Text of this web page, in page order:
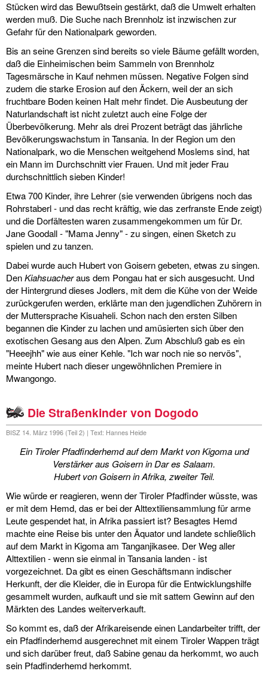
Stücken wird das Bewußtsein gestärkt, daß die Umwelt erhalten
werden muß. Die Suche nach Brennholz ist inzwischen zur
Gefahr für den Nationalpark geworden.
Bis an seine Grenzen sind bereits so viele Bäume gefällt worden,
daß die Einheimischen beim Sammeln von Brennholz
Tagesmärsche in Kauf nehmen müssen. Negative Folgen sind
zudem die starke Erosion auf den Äckern, weil der an sich
fruchtbare Boden keinen Halt mehr findet. Die Ausbeutung der
Naturlandschaft ist nicht zuletzt auch eine Folge der
Überbevölkerung. Mehr als drei Prozent beträgt das jährliche
Bevölkerungswachstum in Tansania. In der Region um den
Nationalpark, wo die Menschen weitgehend Moslems sind, hat
ein Mann im Durchschnitt vier Frauen. Und mit jeder Frau
durchschnittlich sieben Kinder!
Etwa 700 Kinder, ihre Lehrer (sie verwenden übrigens noch das
Rohrstaberl - und das recht kräftig, wie das zerfranste Ende zeigt)
und die Dorfältesten waren zusammengekommen um für Dr.
Jane Goodall - "Mama Jenny" - zu singen, einen Sketch zu
spielen und zu tanzen.
Dabei wurde auch Hubert von Goisern gebeten, etwas zu singen.
DenKiahsuacheraus dem Pongau hat er sich ausgesucht. Und
der Hintergrund dieses Jodlers, mit dem die Kühe von der Weide
zurückgerufen werden, erklärte man den jugendlichen Zuhörern in
der Muttersprache Kisuaheli. Schon nach den ersten Silben
begannen die Kinder zu lachen und amüsierten sich über den
exotischen Gesang aus den Alpen. Zum Abschluß gab es ein
"Heeejhh" wie aus einer Kehle. "Ich war noch nie so nervös",
meinte Hubert nach dieser ungewöhnlichen Premiere in
Mwangongo.
Die Straßenkinder von Dogodo
BISZ 14. März 1996 (Teil 2) | Text: Hannes Heide
Ein Tiroler Pfadfinderhemd auf dem Markt von Kigoma und
Verstärker aus Goisern in Dar es Salaam.
Hubert von Goisern in Afrika, zweiter Teil.
Wie würde er reagieren, wenn der Tiroler Pfadfinder wüsste, was
er mit dem Hemd, das er bei der Alttextiliensammlung für arme
Leute gespendet hat, in Afrika passiert ist? Besagtes Hemd
machte eine Reise bis unter den Äquator und landete schließlich
auf dem Markt in Kigoma am Tanganjikasee. Der Weg aller
Alttextilien - wenn sie einmal in Tansania landen - ist
vorgezeichnet. Da gibt es einen Geschäftsmann indischer
Herkunft, der die Kleider, die in Europa für die Entwicklungshilfe
gesammelt wurden, aufkauft und sie mit sattem Gewinn auf den
Märkten des Landes weiterverkauft.
So kommt es, daß der Afrikareisende einen Landarbeiter trifft, der
ein Pfadfinderhemd ausgerechnet mit einem Tiroler Wappen trägt
und sich darüber freut, daß Sabine genau da herkommt, wo auch
sein Pfadfinderhemd herkommt.